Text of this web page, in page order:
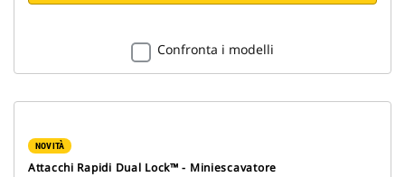
Confronta i modelli
NOVITÀ
Attacchi Rapidi Dual Lock™ - Miniescavatore